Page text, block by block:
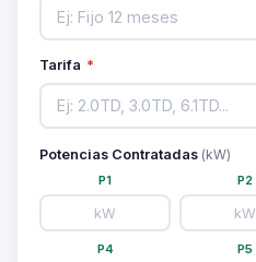
Tarifa *
Potencias Contratadas (kW)
P1 P2
P4 P5